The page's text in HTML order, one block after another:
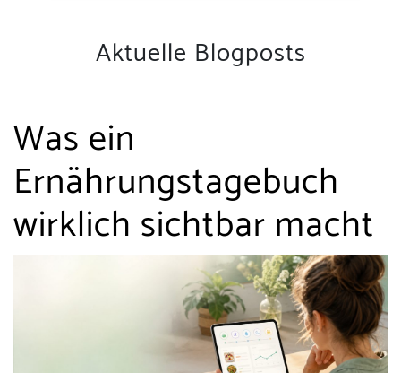
Aktuelle Blogposts
Was ein
Ernährungstagebuch
wirklich sichtbar macht